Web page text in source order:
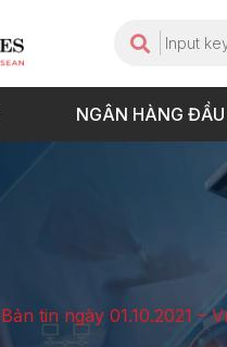
NGÂN HÀNG
Bản tin ngày 01.10.2021 –